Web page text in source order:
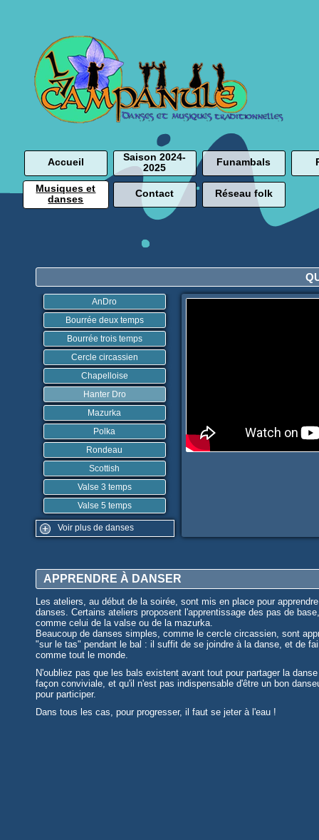
Accueil
Saison 2024-
2025
Funambals
Musiques et
danses
Contact Réseau folk
AnDro
Bourrée deux temps
Bourrée trois temps
Cercle circassien
Chapelloise
Hanter Dro
Mazurka
Polka
Rondeau
Scottish
Valse 3 temps
Valse 5 temps
Voir plus de danses
APPRENDRE À DANSER
Les ateliers, au début de la soirée, sont mis en place pour
danses. Certains ateliers proposent l'apprentissage des pas de base,
comme celui de la valse ou de la mazurka.
Beaucoup de danses simples, comme le cercle circassien, sont
"sur le tas" pendant le bal : il suffit de se joindre à la danse, et de
comme tout le monde.
N'oubliez pas que les bals existent avant tout pour partager la
façon conviviale, et qu'il n'est pas indispensable d'être un bon
pour participer.
Dans tous les cas, pour progresser, il faut se jeter à l'eau !